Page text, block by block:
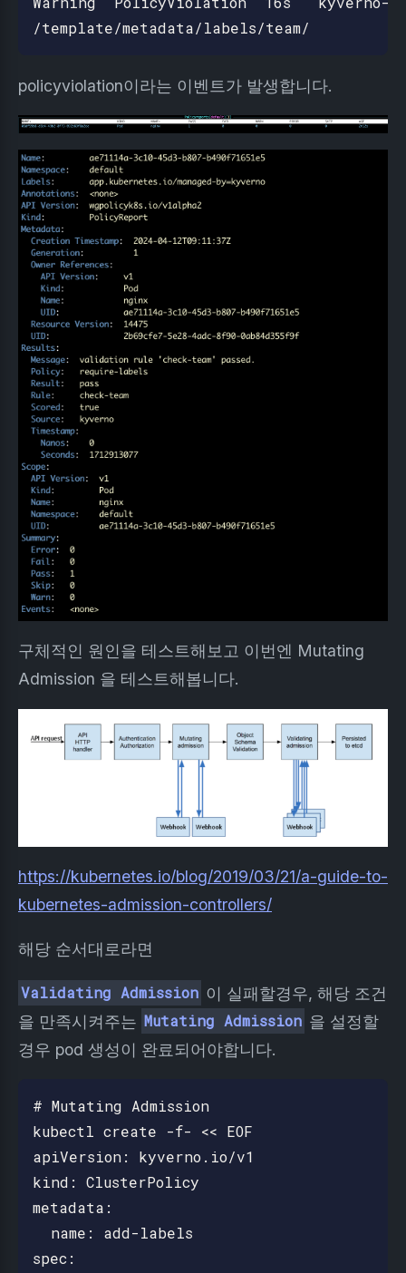
policyviolation이라는 이벤트가 발생합니다.
구체적인 원인을 테스트해보고 이번엔 Mutating
Admission 을 테스트해봅니다.
https://kubernetes.io/blog/2019/03/21/a-guide-to-
kubernetes-admission-controllers/
해당 순서대로라면
Validating Admission 이 실패할경우, 해당 조건
을 만족시켜주는 Mutating Admission 을 설정할
경우 pod 생성이 완료되어야합니다.
# Mutating Admission
kubectl create -f- << EOF
apiVersion: kyverno.io/v1
kind: ClusterPolicy
metadata:
  name: add-labels
spec: